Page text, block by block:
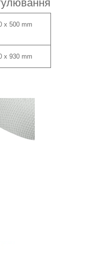
х 500 mm
x 930 mm